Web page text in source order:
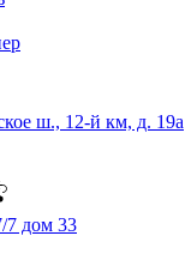
ш., 12-й км, д. 19a
7 дом 33